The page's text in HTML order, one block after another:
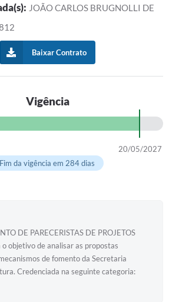
JOÃO CARLOS BRUGNOLLI DE
Baixar Contrato
Vigência
20/05/2027
Fim da vigência em 284 dias
DE PARECERISTAS DE PROJETOS
o objetivo de analisar as propostas
de fomento da Secretaria
Credenciada na seguinte categoria: